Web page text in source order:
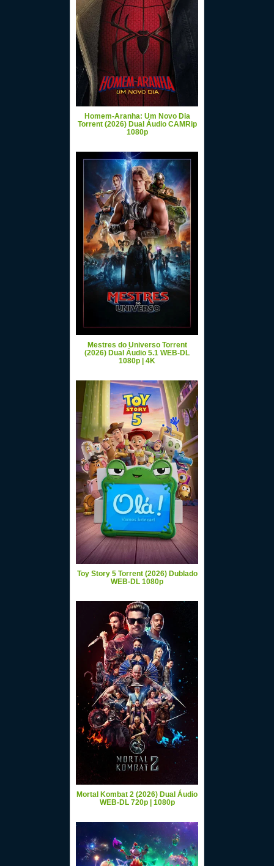
Homem-Aranha: Um Novo Dia
Torrent (2026) Dual Áudio CAMRip
1080p
Mestres do Universo Torrent
(2026) Dual Áudio 5.1 WEB-DL
1080p | 4K
Toy Story 5 Torrent (2026) Dublado
WEB-DL 1080p
Mortal Kombat 2 (2026) Dual Áudio
WEB-DL 720p | 1080p